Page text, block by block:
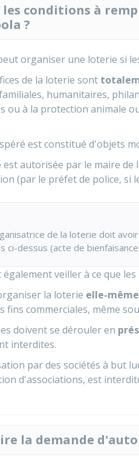
les conditions à
?
organiser une loterie si
de la loterie sont
humanitaires,
ou à la protection animale
est constitué d'objets
est autorisée par le maire de
(par le préfet de police, si
de la loterie doit
ci-dessus (acte de
veiller à ce que
la loterie elle-même
fins commerciales, même
doivent se dérouler en
interdites.
par des sociétés à but
d'associations, est
la demande